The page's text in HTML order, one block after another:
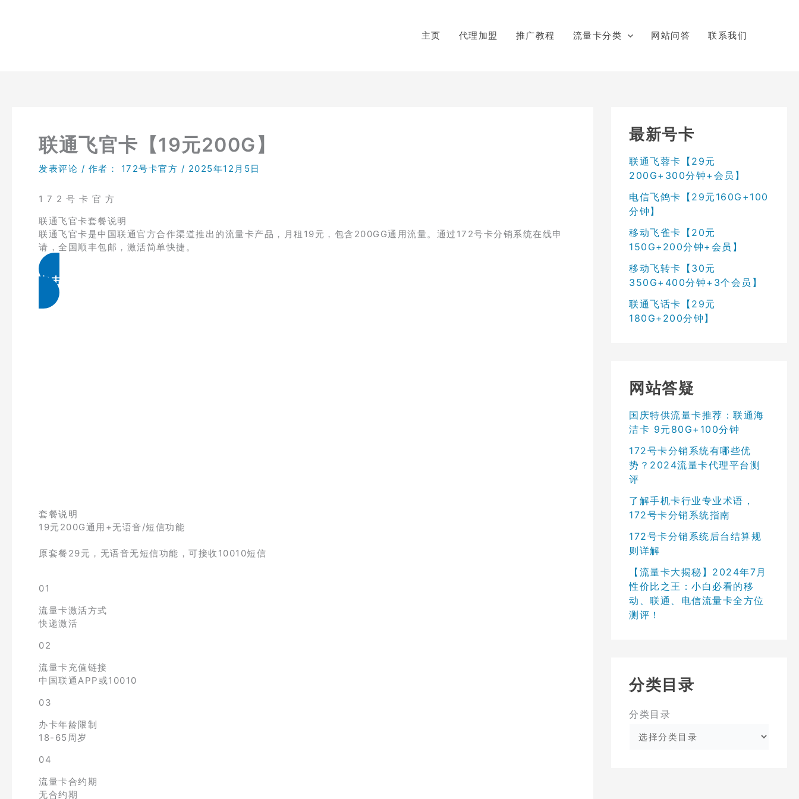
主页 代理加盟 推广教程 流量卡分类 网站问答 联系我们
联通飞官卡【19元200G】
发表评论 / 作者： 172号卡官方 / 2025年12月5日
1 7 2 号 卡 官 方
联通飞官卡套餐说明
联通飞官卡是中国联通官方合作渠道推出的流量卡产品，月租19元，包含200GG通用流量。通过172号卡分销系统在线申
请，全国顺丰包邮，激活简单快捷。
点击免费领取
套餐说明
19元200G通用+无语音/短信功能
原套餐29元，无语音无短信功能，可接收10010短信
01
流量卡激活方式
快递激活
02
流量卡充值链接
中国联通APP或10010
03
办卡年龄限制
18-65周岁
04
流量卡合约期
无合约期
最新号卡
联通飞蓉卡【29元
200G+300分钟+会员】
电信飞鸽卡【29元160G+100
分钟】
移动飞雀卡【20元
150G+200分钟+会员】
移动飞转卡【30元
350G+400分钟+3个会员】
联通飞话卡【29元
180G+200分钟】
网站答疑
国庆特供流量卡推荐：联通海
洁卡 9元80G+100分钟
172号卡分销系统有哪些优
势？2024流量卡代理平台测
评
了解手机卡行业专业术语，
172号卡分销系统指南
172号卡分销系统后台结算规
则详解
【流量卡大揭秘】2024年7月
性价比之王：小白必看的移
动、联通、电信流量卡全方位
测评！
分类目录
分类目录